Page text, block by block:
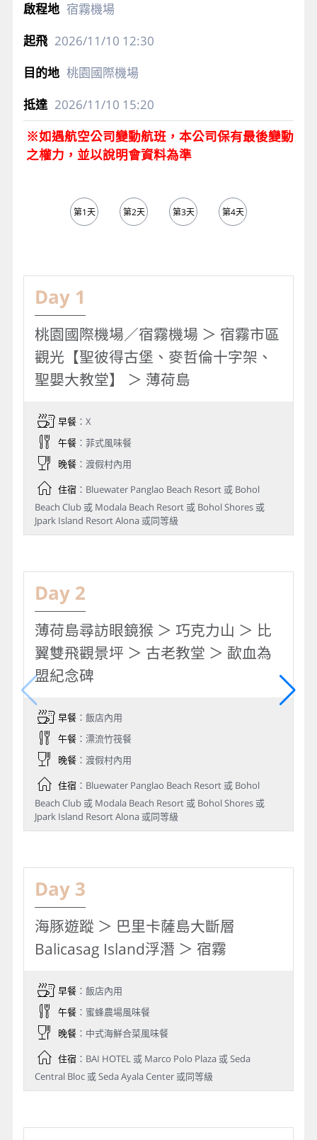
宿霧機場
2026/11/10 12:30
桃園國際機場
2026/11/10 15:20
※如遇航空公司變動航班，本公司保有最後變動
之權力，並以說明會資料為準
第1天 第2天 第3天 第4天
Day 1
桃園國際機場／宿霧機場 ＞ 宿霧市區
觀光【聖彼得古堡、麥哲倫十字架、
聖嬰大教堂】 ＞ 薄荷島
早餐：X
午餐：菲式風味餐
晚餐：渡假村內用
住宿：Bluewater Panglao Beach Resort 或 Bohol
Beach Club 或 Modala Beach Resort 或 Bohol Shores 或
Jpark Island Resort Alona 或同等級
Day 2
薄荷島尋訪眼鏡猴 ＞ 巧克力山 ＞ 比
翼雙飛觀景坪 ＞ 古老教堂 ＞ 歃血為
盟紀念碑
早餐：飯店內用
午餐：漂流竹筏餐
晚餐：渡假村內用
住宿：Bluewater Panglao Beach Resort 或 Bohol
Beach Club 或 Modala Beach Resort 或 Bohol Shores 或
Jpark Island Resort Alona 或同等級
Day 3
海豚遊蹤 ＞ 巴里卡薩島大斷層
Balicasag Island浮潛 ＞ 宿霧
早餐：飯店內用
午餐：蜜蜂農場風味餐
晚餐：中式海鮮合菜風味餐
住宿：BAI HOTEL 或 Marco Polo Plaza 或 Seda
Central Bloc 或 Seda Ayala Center 或同等級